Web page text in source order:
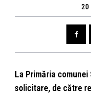
20
La Primăria
solicitare, de către